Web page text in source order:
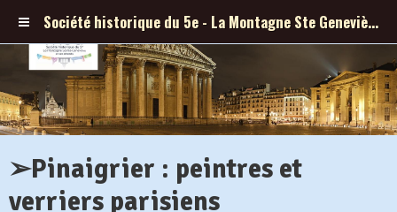
Société historique du 5e - La Montagne Ste Geneviève et ses abords
➢Pinaigrier : peintres et
verriers parisiens